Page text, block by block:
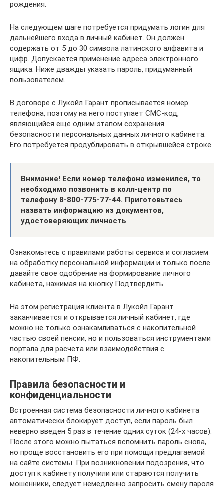
рождения.
На следующем шаге потребуется придумать логин для
дальнейшего входа в личный кабинет. Он должен
содержать от 5 до 30 символа латинского алфавита и
цифр. Допускается применение адреса электронного
ящика. Ниже дважды указать пароль, придуманный
пользователем.
В договоре с Лукойл Гарант прописывается номер
телефона, поэтому на него поступает СМС-код,
являющийся еще одним этапом сохранения
безопасности персональных данных личного кабинета.
Его потребуется продублировать в открывшейся строке.
Внимание! Если номер телефона изменился, то
необходимо позвонить в колл-центр по
телефону 8-800-775-77-44. Приготовьтесь
назвать информацию из документов,
удостоверяющих личность.
Ознакомьтесь с правилами работы сервиса и согласием
на обработку персональной информации и только после
давайте свое одобрение на формирование личного
кабинета, нажимая на кнопку Подтвердить.
На этом регистрация клиента в Лукойл Гарант
заканчивается и открывается личный кабинет, где
можно не только ознакамливаться с накопительной
частью своей пенсии, но и пользоваться инструментами
портала для расчета или взаимодействия с
накопительным ПФ.
Правила безопасности и
конфиденциальности
Встроенная система безопасности личного кабинета
автоматически блокирует доступ, если пароль был
неверно введен 5 раз в течение одних суток (24-х часов).
После этого можно пытаться вспомнить пароль снова,
но проще восстановить его при помощи предлагаемой
на сайте системы. При возникновении подозрения, что
доступ к кабинету получили или стараются получить
мошенники, следует немедленно запросить смену пароля